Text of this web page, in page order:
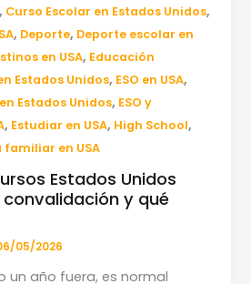
, Curso Escolar en Estados Unidos,
, Deporte, Deporte escolar en
en USA, Educación
Estados Unidos, ESO en USA,
Estados Unidos, ESO y
, Estudiar en USA, High School,
familiar en USA
Estados Unidos
convalidación y qué
05/2026
un año fuera, es normal